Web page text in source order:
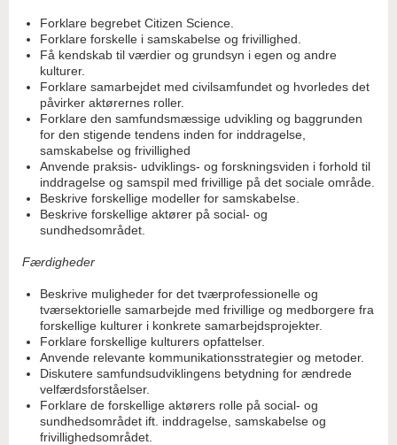
Forklare begrebet Citizen Science.
Forklare forskelle i samskabelse og frivillighed.
Få kendskab til værdier og grundsyn i egen og andre
kulturer.
Forklare samarbejdet med civilsamfundet og hvorledes det
påvirker aktørernes roller.
Forklare den samfundsmæssige udvikling og baggrunden
for den stigende tendens inden for inddragelse,
samskabelse og frivillighed
Anvende praksis- udviklings- og forskningsviden i forhold til
inddragelse og samspil med frivillige på det sociale område.
Beskrive forskellige modeller for samskabelse.
Beskrive forskellige aktører på social- og
sundhedsområdet.
Færdigheder
Beskrive muligheder for det tværprofessionelle og
tværsektorielle samarbejde med frivillige og medborgere fra
forskellige kulturer i konkrete samarbejdsprojekter.
Forklare forskellige kulturers opfattelser.
Anvende relevante kommunikationsstrategier og metoder.
Diskutere samfundsudviklingens betydning for ændrede
velfærdsforståelser.
Forklare de forskellige aktørers rolle på social- og
sundhedsområdet ift. inddragelse, samskabelse og
frivillighedsområdet.